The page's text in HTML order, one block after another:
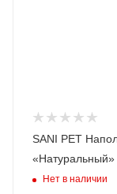
SANI PET
«Натуральный»
Нет в наличии